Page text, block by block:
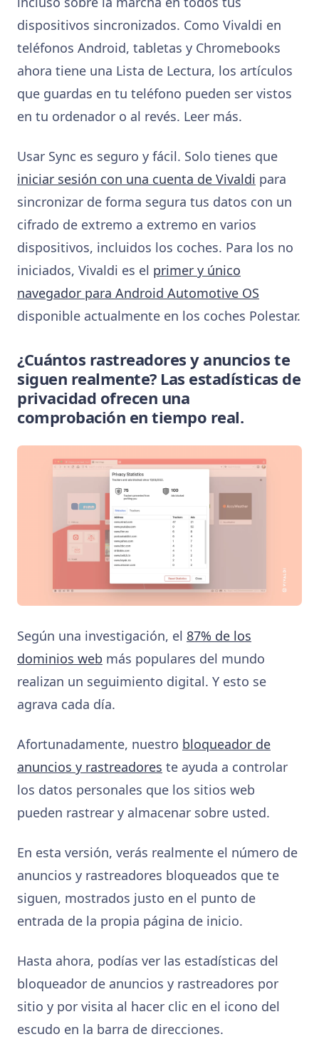
dispositivos sincronizados. Como Vivaldi en
teléfonos Android, tabletas y Chromebooks
ahora tiene una Lista de Lectura, los artículos
que guardas en tu teléfono pueden ser vistos
en tu ordenador o al revés. Leer más.
Usar Sync es seguro y fácil. Solo tienes que
iniciar sesión con una cuenta de Vivaldi para
sincronizar de forma segura tus datos con un
cifrado de extremo a extremo en varios
dispositivos, incluidos los coches. Para los no
iniciados, Vivaldi es el primer y único
navegador para Android Automotive OS
disponible actualmente en los coches Polestar.
¿Cuántos rastreadores y anuncios te
siguen realmente? Las estadísticas de
privacidad ofrecen una
comprobación en tiempo real.
Según una investigación, el 87% de los
dominios web más populares del mundo
realizan un seguimiento digital. Y esto se
agrava cada día.
Afortunadamente, nuestro bloqueador de
anuncios y rastreadores te ayuda a controlar
los datos personales que los sitios web
pueden rastrear y almacenar sobre usted.
En esta versión, verás realmente el número de
anuncios y rastreadores bloqueados que te
siguen, mostrados justo en el punto de
entrada de la propia página de inicio.
Hasta ahora, podías ver las estadísticas del
bloqueador de anuncios y rastreadores por
sitio y por visita al hacer clic en el icono del
escudo en la barra de direcciones.